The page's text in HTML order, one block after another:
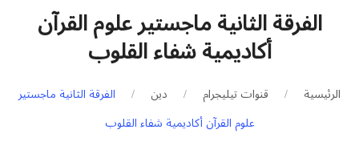
الفرقة الثانية ماجستير علوم القرآن
أكاديمية شفاء القلوب
الرئيسية قنوات تيليجرام دين
الفرقة الثانية ماجستير
علوم القرآن أكاديمية شفاء القلوب